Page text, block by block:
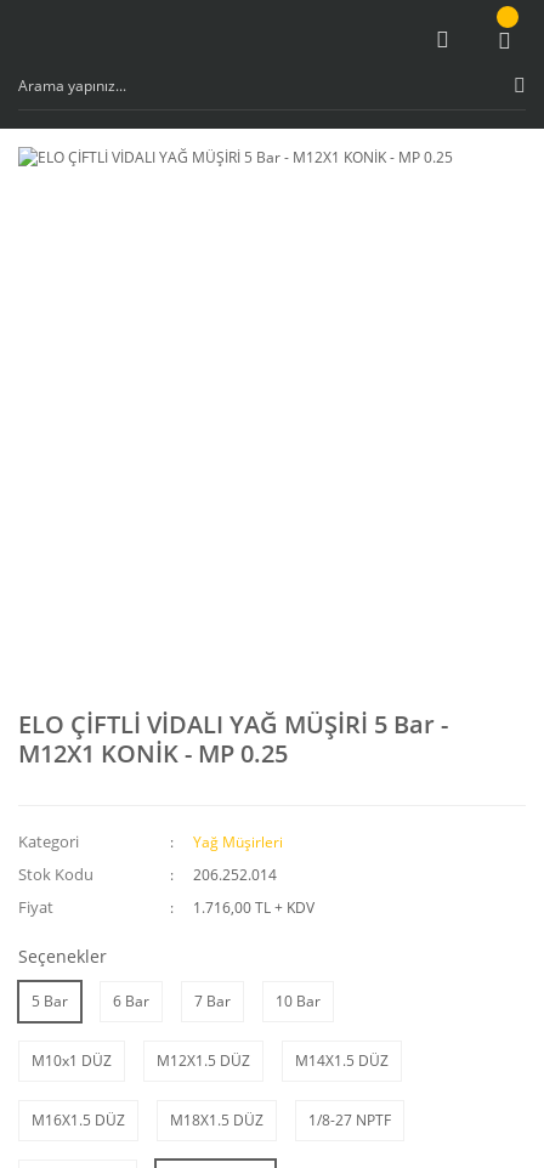
ELO ÇİFTLİ VİDALI YAĞ MÜŞİRİ 5 Bar -
M12X1 KONİK - MP 0.25
Kategori Yağ Müşirleri
Stok Kodu 206.252.014
Fiyat 1.716,00 TL + KDV
Seçenekler
5 Bar 6 Bar 7 Bar 10 Bar
M10x1 DÜZ M12X1.5 DÜZ M14X1.5 DÜZ
M16X1.5 DÜZ M18X1.5 DÜZ 1/8-27 NPTF